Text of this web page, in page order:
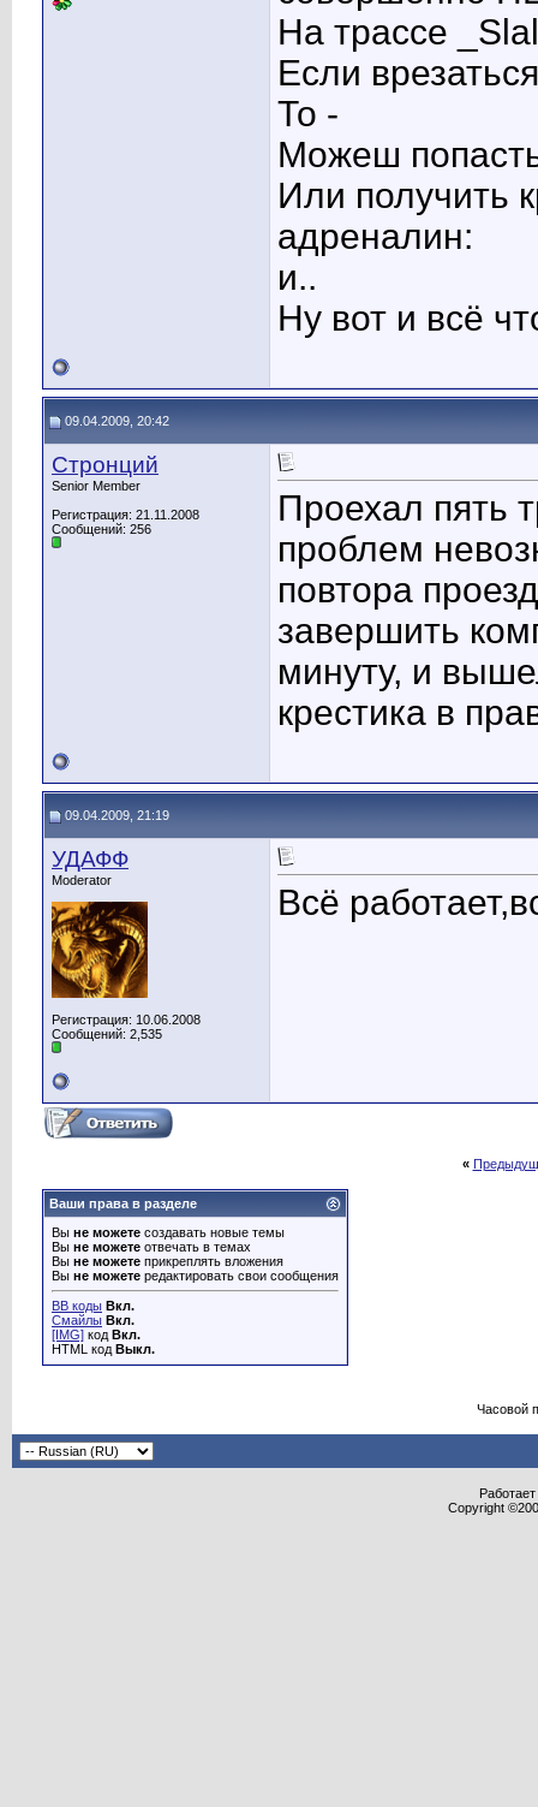
На трассе
Если
То -
Можеш
Или получить
адреналин:
и..
Ну вот и всё
09.04.2009, 20:42
Стронций
Senior Member
Регистрация: 21.11.2008
Сообщений: 256
Проехал пять
проблем
повтора
завершить
минуту, и
крестика в
09.04.2009, 21:19
УДАФФ
Moderator
Регистрация: 10.06.2008
Сообщений: 2,535
Всё
«
Ваши права в разделе
Вы не можете создавать новые темы
Вы не можете отвечать в темах
Вы не можете прикреплять вложения
Вы не можете редактировать свои сообщения
BB коды Вкл.
Смайлы Вкл.
[IMG] код Вкл.
HTML код Выкл.
Часовой
Copyright